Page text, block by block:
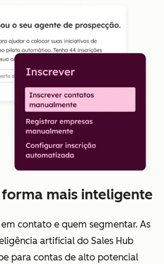
mais inteligente
contato e quem segmentar. As
artificial do Sales Hub
para contas de alto potencial